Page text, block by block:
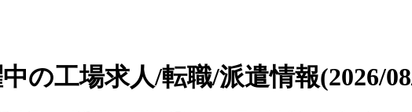
の工場求人/転職/派遣情報(2026/